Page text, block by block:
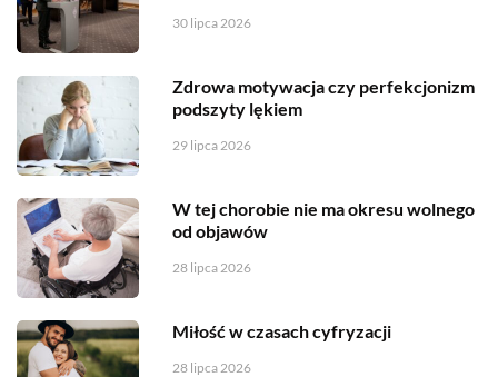
30 lipca 2026
Zdrowa motywacja czy perfekcjonizm
podszyty lękiem
29 lipca 2026
W tej chorobie nie ma okresu wolnego
od objawów
28 lipca 2026
Miłość w czasach cyfryzacji
28 lipca 2026